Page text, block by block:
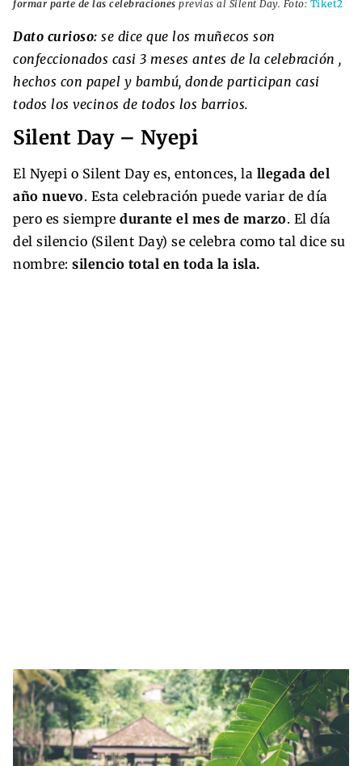
formar parte de las celebraciones previas al Silent Day. Foto: Tiket2
Dato curioso: se dice que los muñecos son
confeccionados casi 3 meses antes de la celebración ,
hechos con papel y bambú, donde participan casi
todos los vecinos de todos los barrios.
Silent Day – Nyepi
El Nyepi o Silent Day es, entonces, la llegada del
año nuevo. Esta celebración puede variar de día
pero es siempre durante el mes de marzo. El día
del silencio (Silent Day) se celebra como tal dice su
nombre: silencio total en toda la isla.